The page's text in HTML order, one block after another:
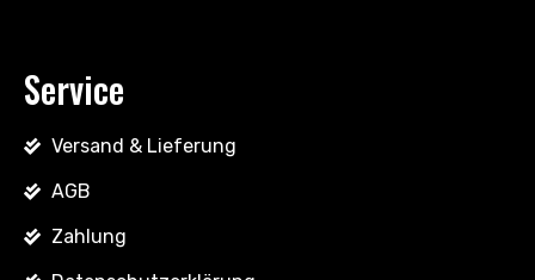
Service
Versand & Lieferung
AGB
Zahlung